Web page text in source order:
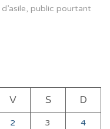
public pourtant
V S D
2 3 4